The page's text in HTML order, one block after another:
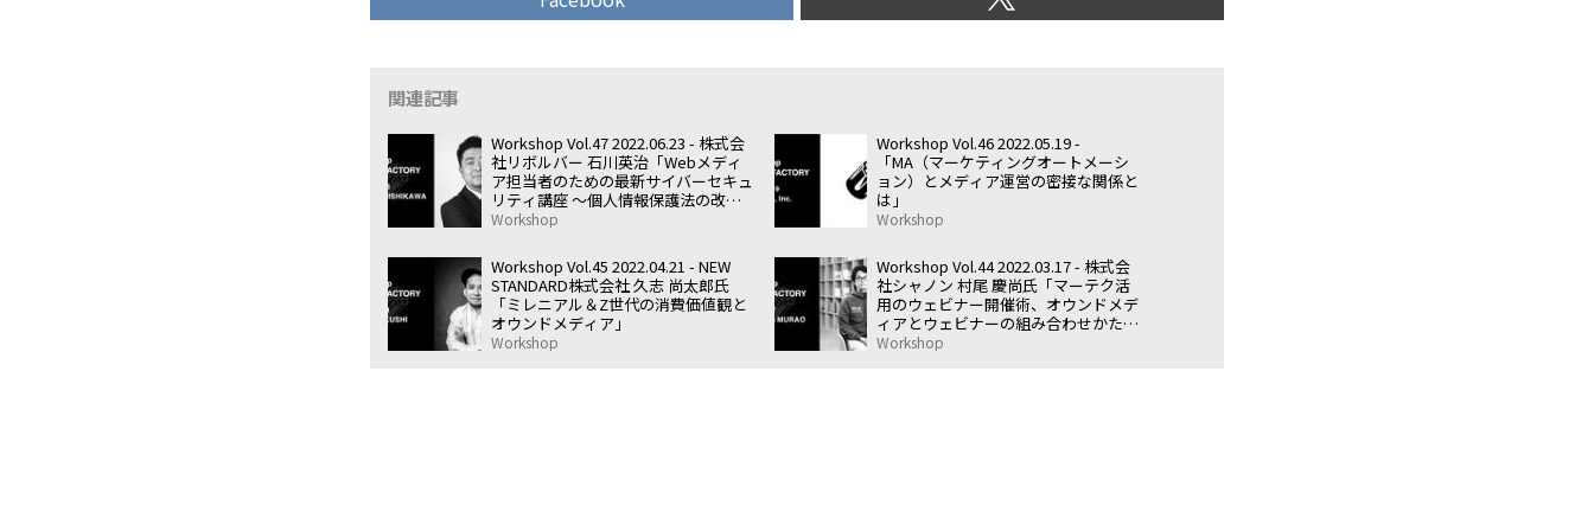
関連記事
Workshop Vol.47 2022.06.23 - 株式会
社リボルバー 石川英治「Webメディ
ア担当者のための最新サイバーセキュ
リティ講座 〜個人情報保護法の改正
で押さえておくべき3つのポイン
Workshop
Workshop Vol.46 2022.05.19 -
「MA（マーケティングオートメーシ
ョン）とメディア運営の密接な関係と
は」
Workshop
Workshop Vol.45 2022.04.21 - NEW
STANDARD株式会社 久志 尚太郎氏
「ミレニアル＆Z世代の消費価値観と
オウンドメディア」
Workshop
Workshop Vol.44 2022.03.17 - 株式会
社シャノン 村尾 慶尚氏「マーテク活
用のウェビナー開催術、オウンドメデ
ィアとウェビナーの組み合わせかたと
は」
Workshop